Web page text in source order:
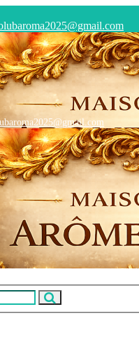
- Fizetési információk